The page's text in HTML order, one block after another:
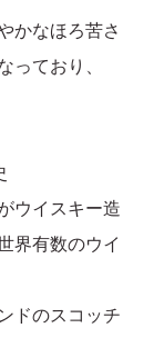
かなほろ苦さ
っており、
ウイスキー造
界有数のウイ
ドのスコッチ